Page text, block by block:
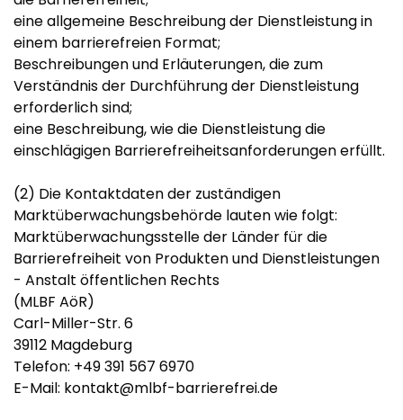
eine allgemeine Beschreibung der Dienstleistung in
einem barrierefreien Format;
Beschreibungen und Erläuterungen, die zum
Verständnis der Durchführung der Dienstleistung
erforderlich sind;
eine Beschreibung, wie die Dienstleistung die
einschlägigen Barrierefreiheitsanforderungen erfüllt.
(2) Die Kontaktdaten der zuständigen
Marktüberwachungsbehörde lauten wie folgt:
Marktüberwachungsstelle der Länder für die
Barrierefreiheit von Produkten und Dienstleistungen
- Anstalt öffentlichen Rechts
(MLBF AöR)
Carl-Miller-Str. 6
39112 Magdeburg
Telefon: +49 391 567 6970
E-Mail: kontakt@mlbf-barrierefrei.de